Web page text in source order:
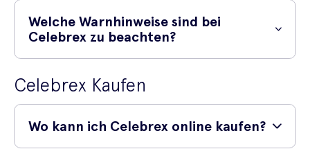
Dextromethorphan
Fluconazol oder Rifampicin
Lithium oder andere Antidepressiva
von Celebrex bei einigen Anwendern Nebenwirkungen auftreten. Zu
den häufigsten Nebenwirkungen gehören:
Hoher Blutdruck
Herzinfarkt
Flüssigkeitsansammlung
Infektionen der Harnwege
Welche Warnhinweise sind bei
Celebrex zu beachten?
ist es wichtig, die Packungsbeilage zu lesen, die Ihrem Medikament
Celebrex Kaufen
Wo kann ich Celebrex online kaufen?